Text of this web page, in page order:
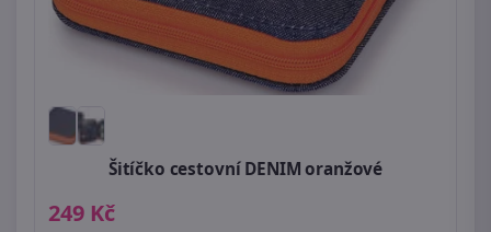
Šitíčko cestovní DENIM oranžové
249 Kč